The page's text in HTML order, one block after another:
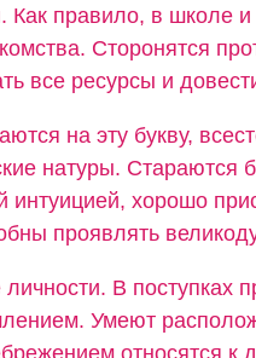
правило, в школе и
Сторонятся
все ресурсы и
на эту букву,
натуры. Стараются
хорошо
проявлять
В поступках
Умеют